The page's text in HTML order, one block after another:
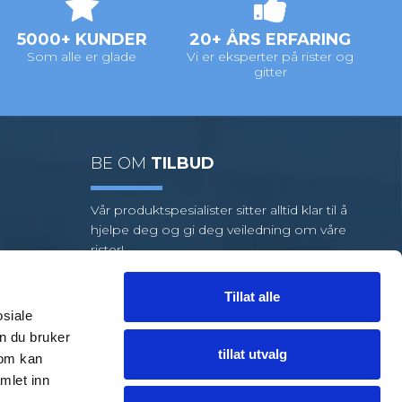
du bruker
kan
inn
Tillat alle
tillat utvalg
5000+ KUNDER
Som alle er glade
20+ ÅRS ERFARING
Vi er eksperter på rister og
gitter
BE OM TILBUD
Vår produktspesialister sitter alltid klar til å
hjelpe deg og gi deg veiledning om våre
rister!
Vi har et stort utvalg av standardrister,
men hvis oppgaven din krever
medarbeidere klare til å hjelpe deg.